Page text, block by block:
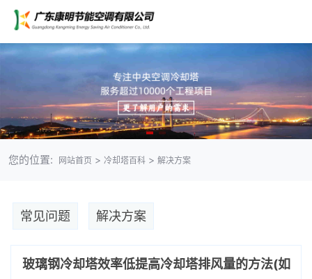
您的位置: 网站首页 > 冷却塔百科> 解决方案
常见问题 解决方案
玻璃钢冷却塔效率低提高冷却塔排风量的方法(如